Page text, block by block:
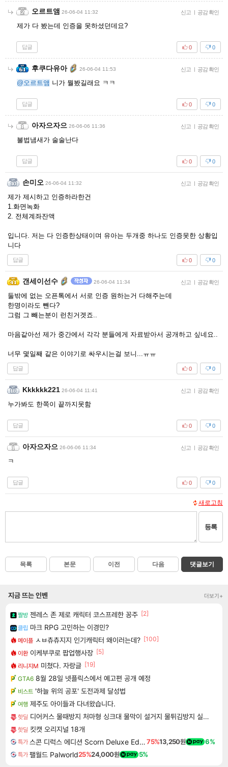
오르트앰 26-06-04 11:32 신고 | 공감 확인
제가 다 봤는데 인증을 못하셨던데요?
답글 0
0
후쿠다유아 26-06-04 11:53 신고 | 공감 확인
@오르트앰 니가 뭘봤길래요 ㅋㅋ
답글 0
0
아자으자으 26-06-06 11:36 신고 | 공감 확인
불법냄새가 술술난다
답글 0
0
손미오 26-06-04 11:32 신고 | 공감 확인
제가 제시하고 인증하라한건
1.화면녹화
2. 전체계좌잔액
입니다. 저는 다 인증한상태이며 유아는 두개중 하나도 인증못한 상황입
니다
답글 0
0
갠세이선수 26-06-04 11:34 신고 | 공감 확인
둘밖에 없는 오픈톡에서 서로 인증 원하는거 다해주는데
한명이라도 뺀다?
그럼 그 빼는분이 런친거겟죠..
마음같아선 제가 중간에서 각각 분들에게 자료받아서 공개하고 싶네요..
너무 몇일째 같은 이야기로 싸우시는걸 보니...ㅠㅠ
답글 0
0
Kkkkkk221 26-06-04 11:41 신고 | 공감 확인
누가봐도 한쪽이 끝까지못함
답글 0
0
아자으자으 26-06-06 11:34 신고 | 공감 확인
ㅋ
답글 0
0
새로고침
등록
목록 본문 이전 다음 댓글보기
지금 뜨는 인벤 더보기+
짤방 젠레스 존 제로 캐릭터 코스프레한 꽁주 [2]
클립 마크 RPG 고민하는 이경민?
메이플 ㅅㅂ츄츄지지 인기캐릭터 왜이러는데? [100]
이환 이케부쿠로 팝업행사장 [5]
리니지M 미쳤다. 자랑글 [19]
GTA6 8월 28일 넷플릭스에서 예고편 공개 예정
비스트 '하늘 위의 공포' 도전과제 달성법
여행 제주도 아이들과 다녀왔습니다.
핫딜 디어커스 물때방지 처마형 싱크대 물막이 설거지 물튀김방지 실리콘 가림막 처마 그란데
핫딜 킷캣 오리지널 18개
특가 스콘 디럭스 에디션 Scorn Deluxe Edition75%13,250원 6%
특가 팰월드 Palworld25%24,000원 5%